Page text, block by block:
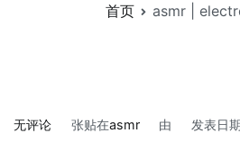
首页 asmr |
asmr
无评论 张贴在asmr 由 发表日期